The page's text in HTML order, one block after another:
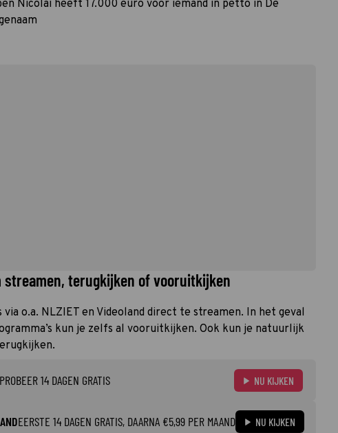
Nicolai heeft 17.000 euro voor iemand in petto in De
streamen, terugkijken of vooruitkijken
via o.a. NLZIET en Videoland direct te streamen. In het geval
kun je zelfs al vooruitkijken. Ook kun je natuurlijk
PROBEER 14 DAGEN GRATIS NU KIJKEN
EERSTE 14 DAGEN GRATIS, DAARNA €5,99 PER MAAND NU KIJKEN